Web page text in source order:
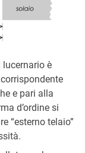
è
e pari alla
d’ordine si
“esterno telaio”